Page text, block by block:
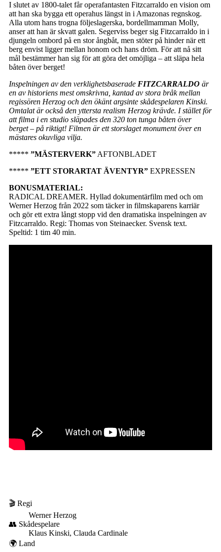
I slutet av 1800-talet får operafantasten Fitzcarraldo en vision om
att han ska bygga ett operahus längst in i Amazonas regnskog.
Alla utom hans trogna följeslagerska, bordellmamman Molly,
anser att han är skvatt galen. Segerviss beger sig Fitzcarraldo in i
djungeln ombord på en stor ångbåt, men stöter på hinder när ett
berg envist ligger mellan honom och hans dröm. För att nå sitt
mål bestämmer han sig för att göra det omöjliga – att släpa hela
båten över berget!
Inspelningen av den verklighetsbaserade FITZCARRALDO är
en av historiens mest omskrivna, kantad av stora bråk mellan
regissören Herzog och den ökänt argsinte skådespelaren Kinski.
Omtalat är också den yttersta realism Herzog krävde. I stället för
att filma i en studio släpades den 320 ton tunga båten över
berget – på riktigt! Filmen är ett storslaget monument över en
mästares okuvliga vilja.
***** ”MÄSTERVERK” AFTONBLADET
***** ”ETT STORARTAT ÄVENTYR” EXPRESSEN
BONUSMATERIAL:
RADICAL DREAMER. Hyllad dokumentärfilm med och om
Werner Herzog från 2022 som täcker in filmskaparens karriär
och gör ett extra långt stopp vid den dramatiska inspelningen av
Fitzcarraldo. Regi: Thomas von Steinaecker. Svensk text.
Speltid: 1 tim 40 min.
🎬 Regi
Werner Herzog
👥 Skådespelare
Klaus Kinski, Clauda Cardinale
🌍 Land